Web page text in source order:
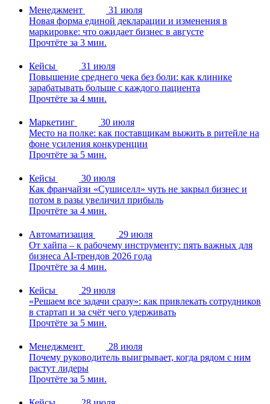
Менеджмент
31 июля
Новая форма единой декларации и изменения в
маркировке: что ожидает бизнес в августе
Прочтёте за 3 мин.
Кейсы
31 июля
Повышение среднего чека без боли: как клинике
зарабатывать больше с каждого пациента
Прочтёте за 4 мин.
Маркетинг
30 июля
Место на полке: как поставщикам выжить в ритейле на
фоне усиления конкуренции
Прочтёте за 5 мин.
Кейсы
30 июля
Как франчайзи «Сушиселл» чуть не закрыл бизнес и
потом в разы увеличил прибыль
Прочтёте за 4 мин.
Автоматизация
29 июля
От хайпа – к рабочему инструменту: пять важных для
бизнеса AI-трендов 2026 года
Прочтёте за 4 мин.
Кейсы
29 июля
«Решаем все задачи сразу»: как привлекать сотрудников
в стартап и за счёт чего удерживать
Прочтёте за 5 мин.
Менеджмент
28 июля
Почему руководитель выигрывает, когда рядом с ним
растут лидеры
Прочтёте за 5 мин.